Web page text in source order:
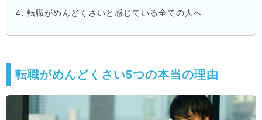
4. 転職がめんどくさいと感じている全ての人へ
転職がめんどくさい5つの本当の理由